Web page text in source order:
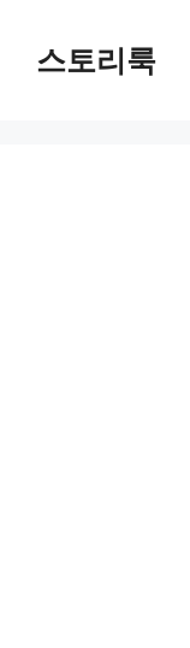
content스토리룩